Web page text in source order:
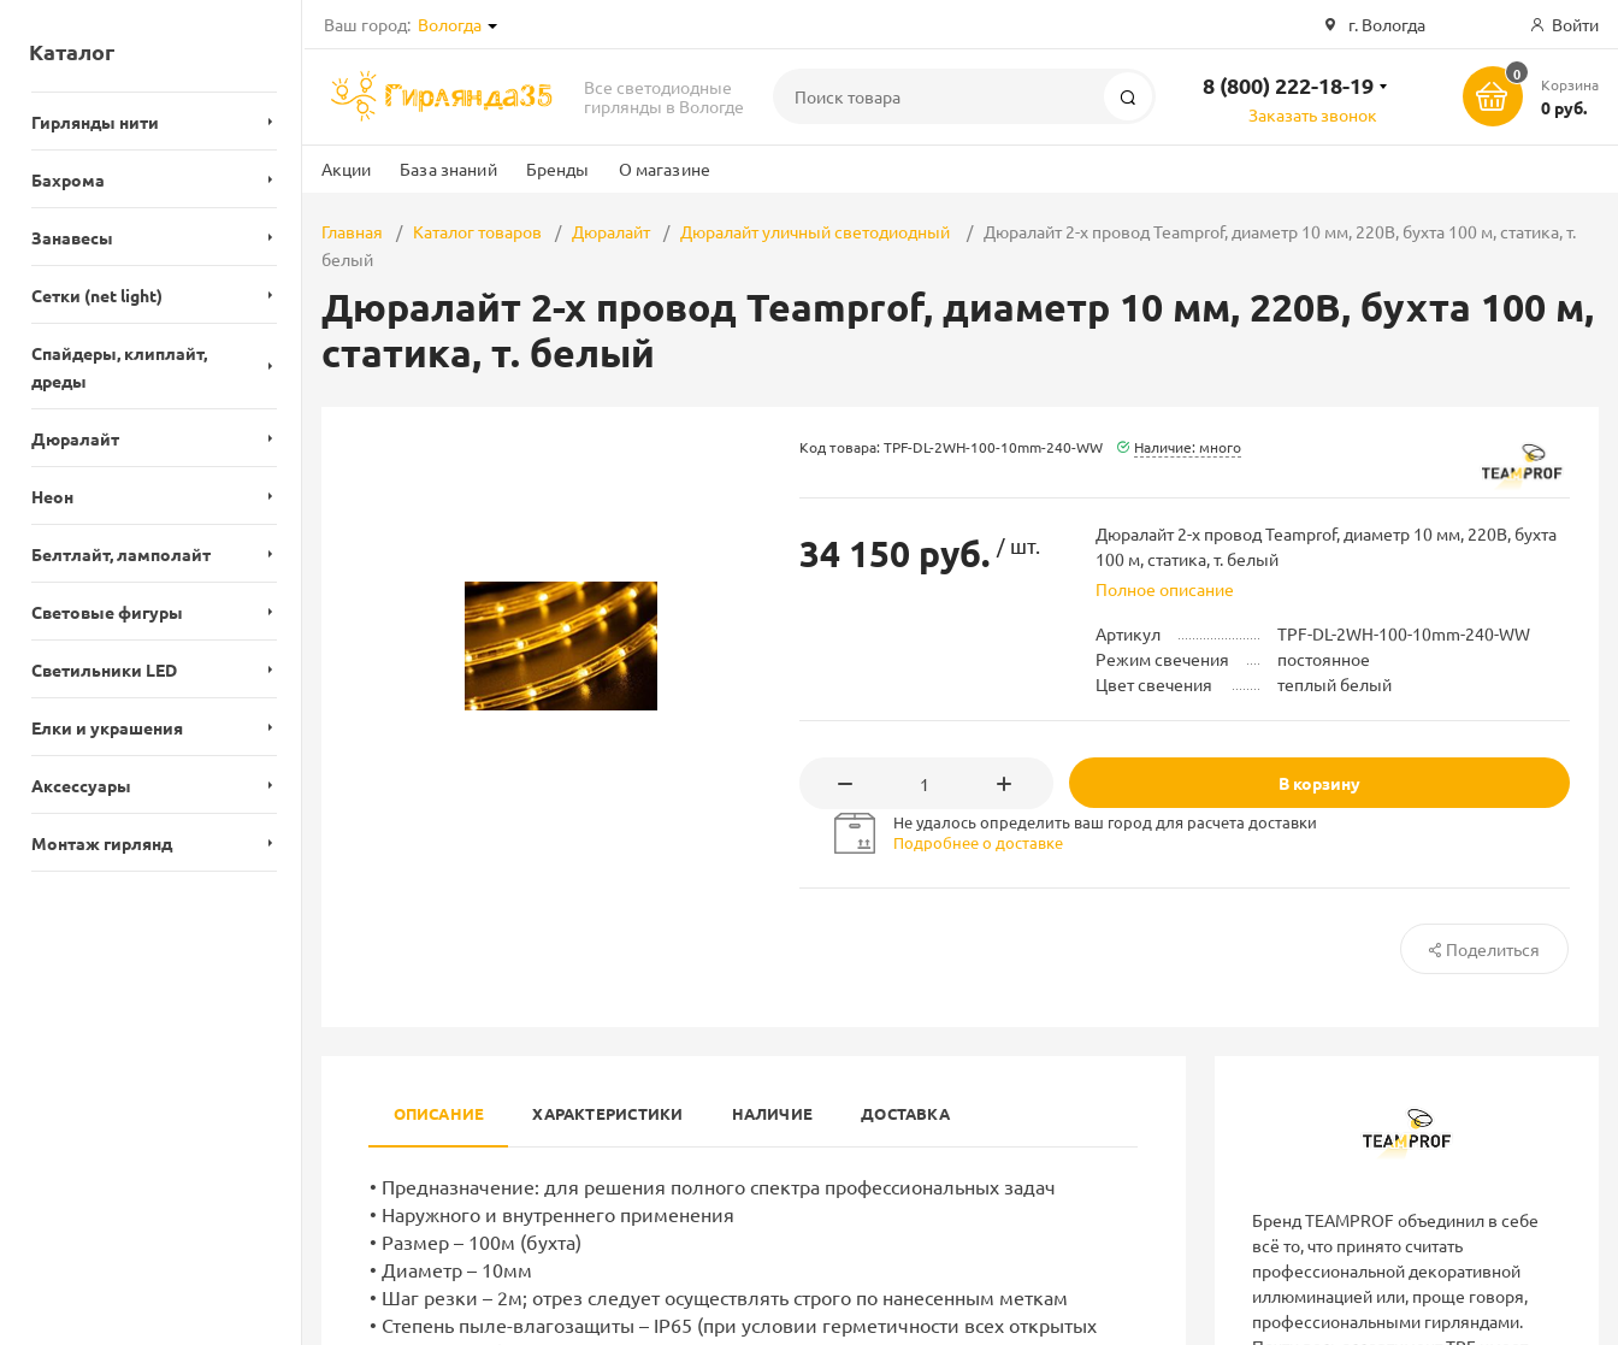
Ваш город: Вологда г. Вологда Войти
Все светодиодные
гирлянды в Вологде
8 (800) 222-18-19
Заказать звонок
0
Корзина
0 руб.
Акции База знаний Бренды О магазине
Каталог
Гирлянды нити
Бахрома
Занавесы
Сетки (net light)
Спайдеры, клиплайт,
дреды
Дюралайт
Неон
Белтлайт, ламполайт
Световые фигуры
Светильники LED
Елки и украшения
Аксессуары
Монтаж гирлянд
Главная Каталог товаров Дюралайт Дюралайт уличный светодиодный
Дюралайт 2-х провод Teamprof, диаметр 10 мм, 220В, бухта 100 м, статика, т.
белый
Дюралайт 2-х провод Teamprof, диаметр 10 мм, 220В, бухта 100 м,
статика, т. белый
Код товара: TPF-DL-2WH-100-10mm-240-WW Наличие: много
34 150 руб. / шт.
Дюралайт 2-х провод Teamprof, диаметр 10 мм, 220В, бухта
100 м, статика, т. белый
Полное описание
Артикул
TPF-DL-2WH-100-10mm-240-WW
Режим свечения
постоянное
Цвет свечения
теплый белый
В корзину
Не удалось определить ваш город для расчета доставки
Подробнее о доставке
Поделиться
ОПИСАНИЕ ХАРАКТЕРИСТИКИ НАЛИЧИЕ ДОСТАВКА
• Предназначение: для решения полного спектра профессиональных задач
• Наружного и внутреннего применения
• Размер – 100м (бухта)
• Диаметр – 10мм
• Шаг резки – 2м; отрез следует осуществлять строго по нанесенным меткам
• Степень пыле-влагозащиты – IP65 (при условии герметичности всех открытых
Бренд TEAMPROF объединил в себе
всё то, что принято считать
профессиональной декоративной
иллюминацией или, проще говоря,
профессиональными гирляндами.